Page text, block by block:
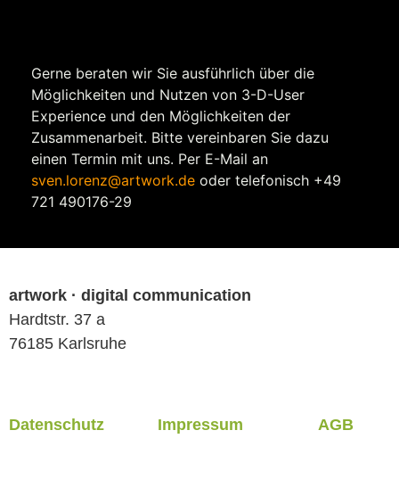
Gerne beraten wir Sie ausführlich über die
Möglichkeiten und Nutzen von 3-D-User
Experience und den Möglichkeiten der
Zusammenarbeit. Bitte vereinbaren Sie dazu
einen Termin mit uns. Per E-Mail an
sven.lorenz@artwork.de oder telefonisch +49
721 490176-29
artwork · digital communication
Hardtstr. 37 a
76185 Karlsruhe
Datenschutz Impressum AGB